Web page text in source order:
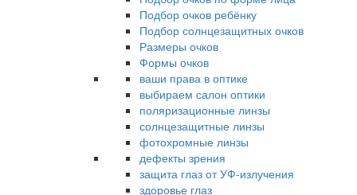
Подбор очков ребёнку
Подбор солнцезащитных очков
Размеры очков
Формы очков
ваши права в оптике
выбираем салон оптики
поляризационные линзы
солнцезащитные линзы
фотохромные линзы
дефекты зрения
защита глаз от УФ-излучения
здоровье глаз